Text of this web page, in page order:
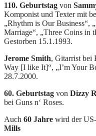
110. Geburtstag von
Komponist und Texter mit
„Rhythm is Our Business“,
Marriage“, „Three Coins in
Gestorben 15.1.1993.
Jerome Smith, Gitarrist bei
Way [I like It]“, „I’m Your
28.7.2000.
60. Geburtstag von Dizzy
bei Guns n‘ Roses.
Auch 60 Jahre wird der
Mills